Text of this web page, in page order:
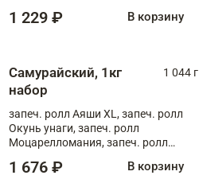
1 229 ₽ В корзину
Самурайский, 1кг
набор
1 044 г
запеч. ролл Аяши XL, запеч. ролл
Окунь унаги, запеч. ролл
Моцарелломания, запеч. ролл
1 676 ₽ В корзину